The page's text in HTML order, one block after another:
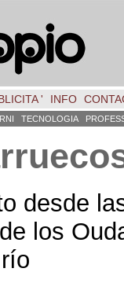
' INFO
TECNOLOGIA
desde
los